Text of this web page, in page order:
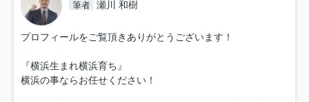
筆者 瀬川 和樹
プロフィールをご覧頂きありがとうございます！
『横浜生まれ横浜育ち』
横浜の事ならお任せください！